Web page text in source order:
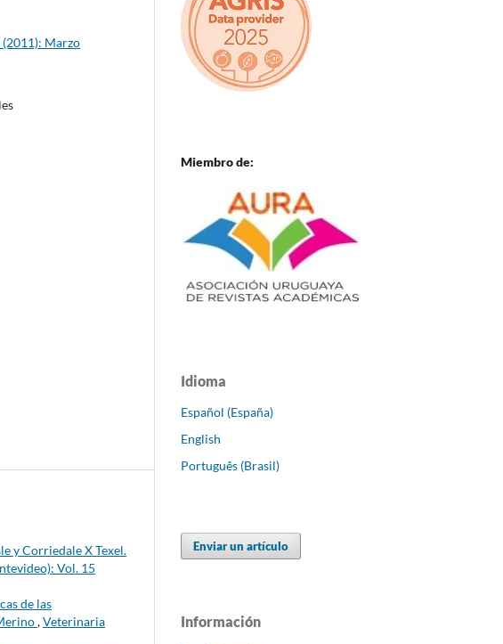
Marzo
y Corriedale X Texel.
Vol. 15
de las
,Veterinaria
Miembro de:
Idioma
Español (España)
English
Português (Brasil)
Enviar un artículo
Información